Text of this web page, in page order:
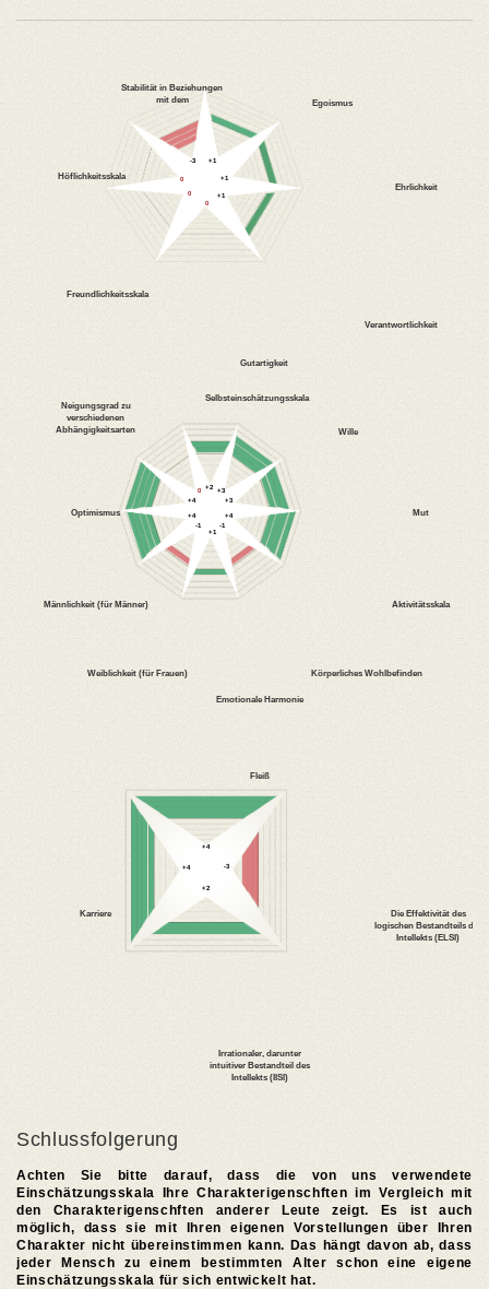
Schlussfolgerung
Achten Sie bitte darauf, dass die von uns verwendete
Einschätzungsskala Ihre Charakterigenschften im Vergleich mit
den Charakterigenschften anderer Leute zeigt. Es ist auch
möglich, dass sie mit Ihren eigenen Vorstellungen über Ihren
Charakter nicht übereinstimmen kann. Das hängt davon ab, dass
jeder Mensch zu einem bestimmten Alter schon eine eigene
Einschätzungsskala für sich entwickelt hat.